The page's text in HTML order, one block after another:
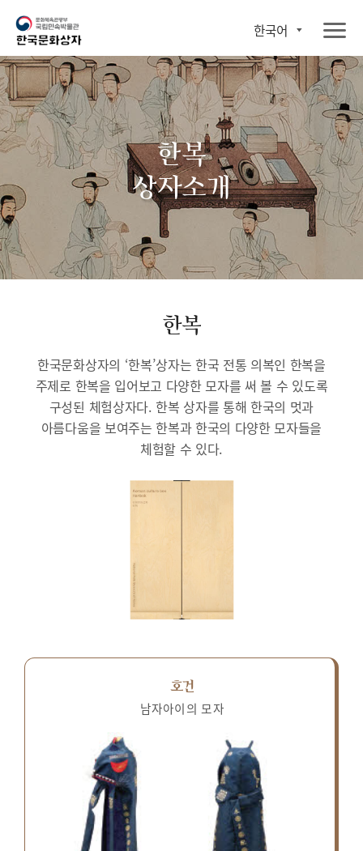
한국어
한복
상자소개
한복
한국문화상자의 ‘한복’상자는 한국 전통 의복인 한복을
주제로 한복을 입어보고 다양한 모자를 써 볼 수 있도록
구성된 체험상자다. 한복 상자를 통해 한국의 멋과
아름다움을 보여주는 한복과 한국의 다양한 모자들을
체험할 수 있다.
호건
남자아이의 모자